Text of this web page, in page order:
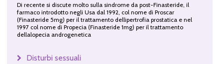
Di recente si discute molto sulla sindrome da post-Finasteride, il
farmaco introdotto negli Usa dal 1992, col nome di Proscar
(Finasteride 5mg) per il trattamento dellipertrofia prostatica e nel
1997 col nome di Propecia (Finasteride 1mg) per il trattamento
dellalopecia androgenetica
Disturbi sessuali